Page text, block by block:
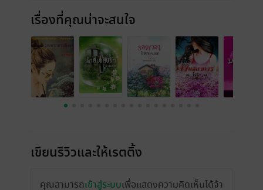
เรื่องที่คุณน่าจะสนใจ
เขียนรีวิวและให้เรตติ้ง
คุณสามารถเข้าสู่ระบบเพื่อแสดงความคิดเห็นได้จ้า